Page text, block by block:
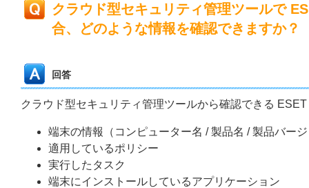
クラウド型セキュリティ管理ツールで
合、どのような情報を確認できますか？
回答
クラウド型セキュリティ管理ツールから確認できる
端末の情報（コンピューター名 / 製品名 / 製品バー
適用しているポリシー
実行したタスク
端末にインストールしているアプリケーション